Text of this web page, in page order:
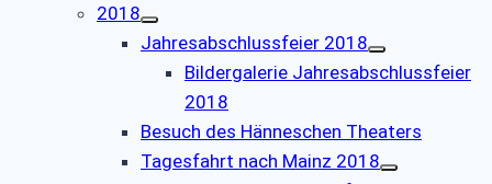
2018
Jahresabschlussfeier 2018
Bildergalerie Jahresabschlussfeier
2018
Besuch des Hänneschen Theaters
Tagesfahrt nach Mainz 2018